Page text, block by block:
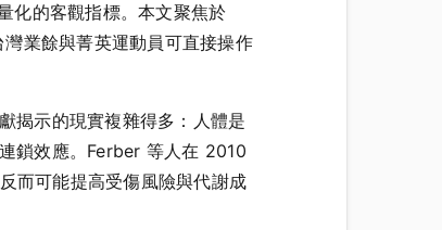
化的客觀指標。本文聚焦於
業餘與菁英運動員可直接操作
揭示的現實複雜得多：人體是
鎖效應。Ferber 等人在 2010
而可能提高受傷風險與代謝成